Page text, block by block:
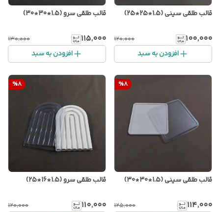
قالب طلقی سینی (1.5*25*25)
۱۰۰٬۰۰۰ ۱۲۰٬۰۰۰
افزودن به سبد
قالب طلقی سرو (1.5*30*30)
۱۱۵٬۰۰۰ ۱۳۰٬۰۰۰
افزودن به سبد
%8
قالب طلقی سینی (1.5*30*30)
۱۱۴٬۰۰۰ ۱۲۵٬۰۰۰
%8
قالب طلقی سرو (1.5*16*25)
۱۱۰٬۰۰۰ ۱۲۰٬۰۰۰